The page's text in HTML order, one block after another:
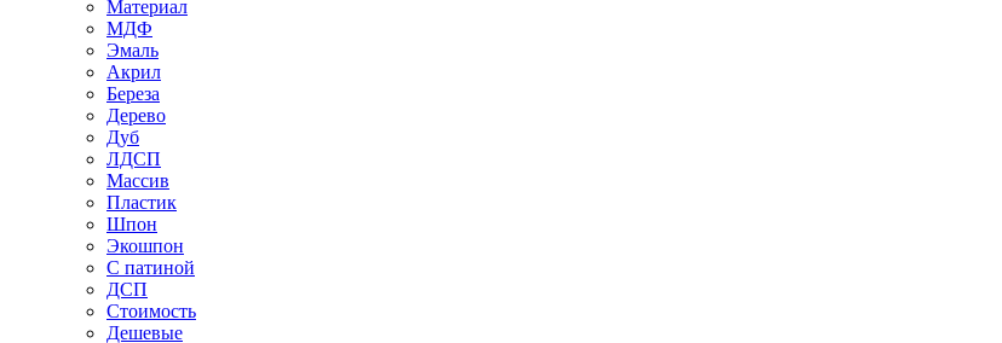
Материал
МДФ
Эмаль
Акрил
Береза
Дерево
Дуб
ЛДСП
Массив
Пластик
Шпон
Экошпон
С патиной
ДСП
Стоимость
Дешевые